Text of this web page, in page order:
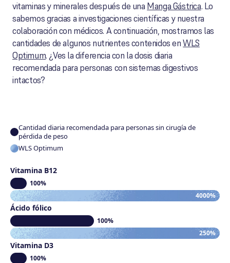
vitaminas y minerales después de una Manga Gástrica. Lo
sabemos gracias a investigaciones científicas y nuestra
colaboración con médicos. A continuación, mostramos las
cantidades de algunos nutrientes contenidos enWLS
Optimum. ¿Ves la diferencia con la dosis diaria
recomendada para personas con sistemas digestivos
intactos?
Cantidad diaria recomendada para personas sin cirugía de
pérdida de peso
WLS Optimum
Vitamina B12
100%
4000%
Ácido fólico
100%
250%
Vitamina D3
100%